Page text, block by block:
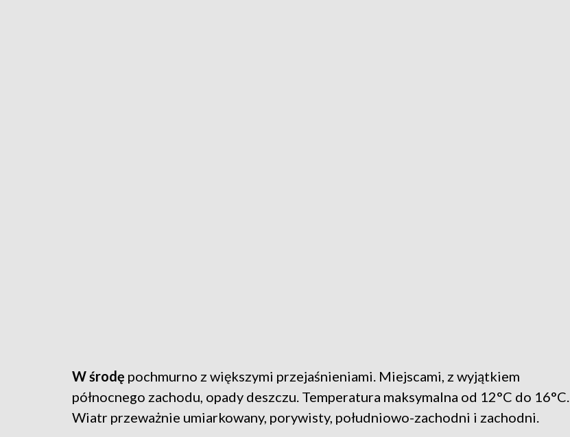
W środę pochmurno z większymi przejaśnieniami. Miejscami, z wyjątkiem
północnego zachodu, opady deszczu. Temperatura maksymalna od 12°C do 16°C.
Wiatr przeważnie umiarkowany, porywisty, południowo-zachodni i zachodni.